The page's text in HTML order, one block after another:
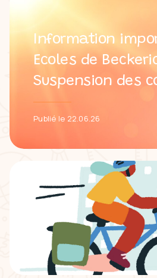
Information
Ecoles de
Suspension des
Publié le 22.06.26